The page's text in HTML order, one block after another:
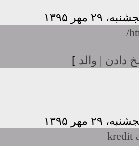
دادن | والد ]
kredit